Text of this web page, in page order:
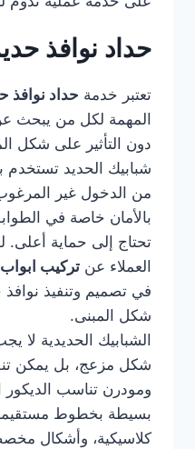
حداد نوافذ
تعتبر خدمة حداد نوافذ
المهمة لكل من يبحث
دون التأثير على شكل
شبابيك الحديد تستخدم
من الدخول غير
بالأمان خاصة في
تحتاج إلى حماية أعلى.
العملاء عن تركيب
في تصميم وتنفيذ نوافذ
شكل المبنى.
الشبابيك الحديدية لا
شكل مزعج، بل يمكن
ومودرن تناسب
بسيطة بخطوط
كلاسيكية، وأشكال